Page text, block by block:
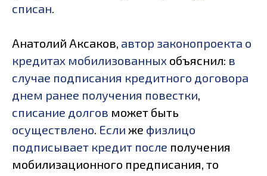
списан.
Анатолий Аксаков, автор законопроекта о
кредитах мобилизованных объяснил: в
случае подписания кредитного договора
днем ранее получения повестки,
списание долгов может быть
осуществлено. Если же физлицо
подписывает кредит после получения
мобилизационного предписания, то